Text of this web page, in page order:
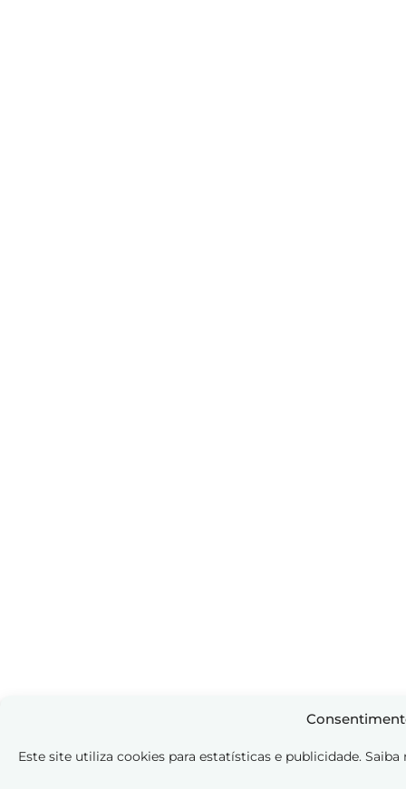
Este site utiliza cookies para estatísticas e publicidade.